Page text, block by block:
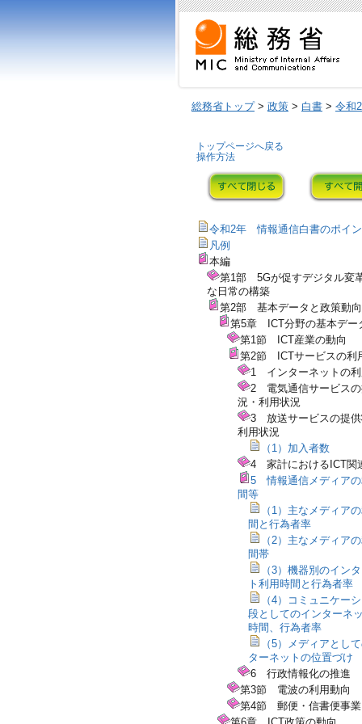
総務省トップ> 政策 > 白書 > 令和
トップページへ戻る
操作方法
令和2年 情報通信白書のポイ
凡例
本編
第1部 5Gが促すデジタル変
な日常の構築
第2部 基本データと政策動向
第5章 ICT分野の基本デー
第1節 ICT産業の動向
第2節 ICTサービスの利
1 インターネットの
2 電気通信サービス
況・利用状況
3 放送サービスの提
利用状況
（1）加入者数
4 家計におけるICT関
5 情報通信メディア
間等
（1）主なメディア
間と行為者率
（2）主なメディア
間帯
（3）機器別のイン
ト利用時間と行為者率
（4）コミュニケー
段としてのインターネ
時間、行為者率
（5）メディアとし
ターネットの位置づけ
6 行政情報化の推進
第3節 電波の利用動向
第4節 郵便・信書便事業